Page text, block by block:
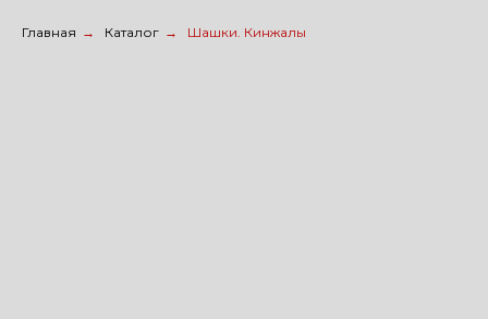
Главная → Каталог → Шашки. Кинжалы